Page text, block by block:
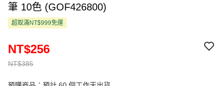
筆 10色 (GOF426800)
超取滿NT$999免運
NT$385
NT$256